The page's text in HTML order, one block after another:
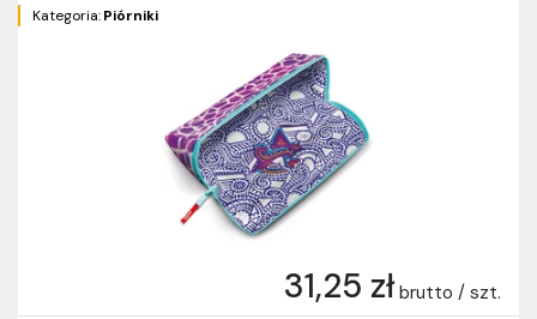
Kategoria:Piórniki
31,25 zł brutto / szt.